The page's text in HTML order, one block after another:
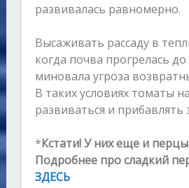
развивалась равномерно.
Высаживать рассаду в
когда почва прогрелась до
миновала угроза
В таких условиях томаты
развиваться и прибавлять
*Кстати! У них еще и перцы
Подробнее про сладкий
ЗДЕСЬ